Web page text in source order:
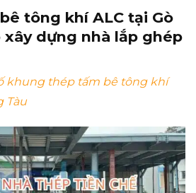
tông khí ALC tại Gò
xây dựng nhà lắp ghép
khung thép tấm bê tông khí
Tàu